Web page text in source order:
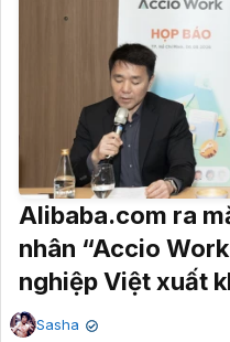
Alibaba.com ra
nhân “Accio
nghiệp Việt xuất
Sasha ✔